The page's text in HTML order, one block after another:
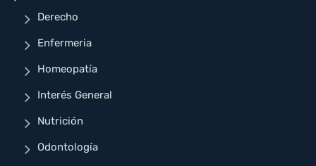
Derecho
Enfermeria
Homeopatía
Interés General
Nutrición
Odontología